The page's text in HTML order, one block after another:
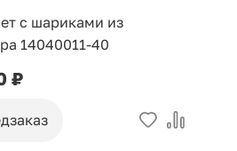
с шариками из
14040011-40
₽